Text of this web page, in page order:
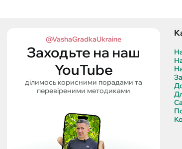
@VashaGradkaUkraine
Заходьте на наш
YouTube
ділимось корисними порадами та
перевіреними методиками